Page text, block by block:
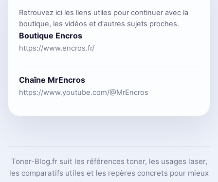
Retrouvez ici les liens utiles pour continuer avec la
boutique, les vidéos et d'autres sujets proches.
Boutique Encros
https://www.encros.fr/
Chaîne MrEncros
https://www.youtube.com/@MrEncros
Toner-Blog.fr suit les références toner, les usages laser,
les comparatifs utiles et les repères concrets pour mieux